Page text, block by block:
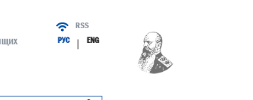
RSS
РУС | ENG